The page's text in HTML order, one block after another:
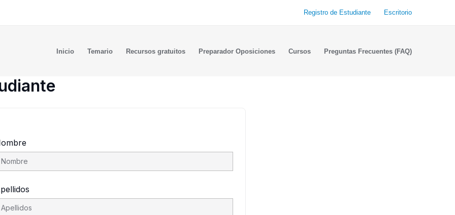
Registro de Estudiante Escritorio
Inicio Temario Recursos gratuitos Preparador Oposiciones Cursos Preguntas Frecuentes (FAQ)